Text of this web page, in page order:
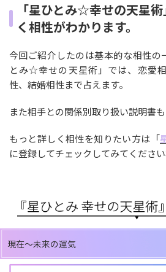
「星ひとみ☆幸せの天星
く相性がわかります。
今回ご紹介したのは基本的な相性の
とみ☆幸せの天星術」では、恋愛
性、結婚相性まで占えます。
また相手との関係別取り扱い説明書も
もっと詳しく相性を知りたい方は「
に登録してチェックしてみてください
現在～未来の運気